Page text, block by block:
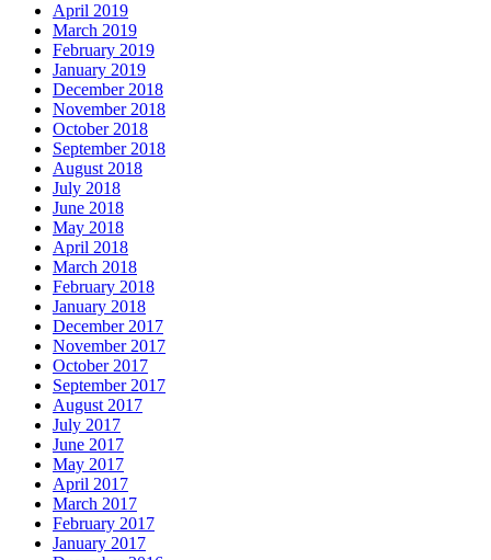
April 2019
March 2019
February 2019
January 2019
December 2018
November 2018
October 2018
September 2018
August 2018
July 2018
June 2018
May 2018
April 2018
March 2018
February 2018
January 2018
December 2017
November 2017
October 2017
September 2017
August 2017
July 2017
June 2017
May 2017
April 2017
March 2017
February 2017
January 2017